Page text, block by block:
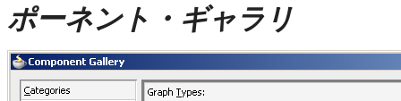
ポーネント・ギャラリ